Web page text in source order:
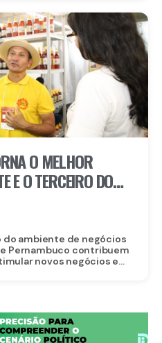
O MELHOR
E O TERCEIRO DO
ambiente de negócios
Pernambuco contribuem
novos negócios e...